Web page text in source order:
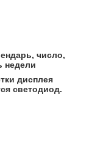
число,
недели
дисплея
светодиод.